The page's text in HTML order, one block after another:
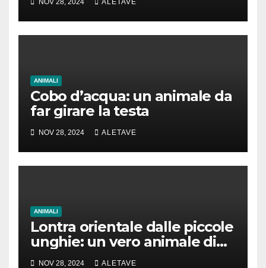
ANIMALI
Cobo d’acqua: un animale da
far girare la testa
NOV 28, 2024 ALETAVE
ANIMALI
Lontra orientale dalle piccole
unghie: un vero animale di
cui parlare
NOV 28, 2024 ALETAVE